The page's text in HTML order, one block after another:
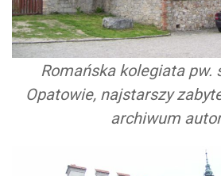
Romańska kolegiata pw.
Opatowie, najstarszy
archiwum